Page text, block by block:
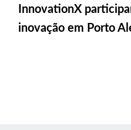
InnovationX
inovação em Porto